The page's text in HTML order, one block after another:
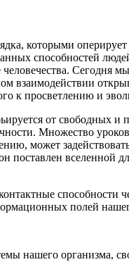
которыми
способностей
Сегодня
взаимодействии
к просветлению и
от свободных
Множество
может
вселенной
способности
полей
нашего организма,